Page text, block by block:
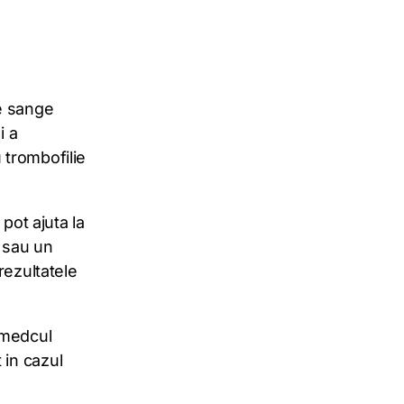
sange
a
trombofilie
ajuta la
un
in cazul